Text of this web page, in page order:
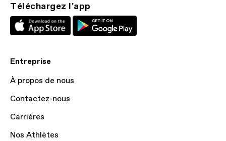
Téléchargez l'app
Entreprise
À propos de nous
Contactez-nous
Carrières
Nos Athlètes